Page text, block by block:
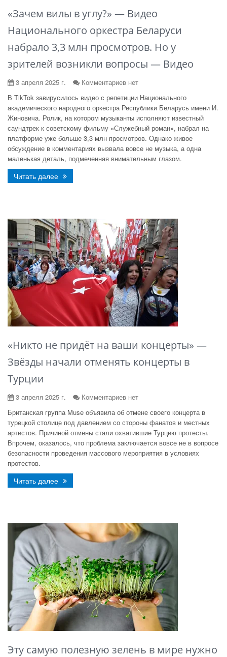
«Зачем вилы в углу?» — Видео
Национального оркестра Беларуси
набрало 3,3 млн просмотров. Но у
зрителей возникли вопросы — Видео
3 апреля 2025 г.
Комментариев нет
В TikTok завирусилось видео с репетиции Национального
академического народного оркестра Республики Беларусь имени И.
Жиновича. Ролик, на котором музыканты исполняют известный
саундтрек к советскому фильму «Служебный роман», набрал на
платформе уже больше 3,3 млн просмотров. Однако живое
обсуждение в комментариях вызвала вовсе не музыка, а одна
маленькая деталь, подмеченная внимательным глазом.
Читать далее
«Никто не придёт на ваши концерты» —
Звёзды начали отменять концерты в
Турции
3 апреля 2025 г.
Комментариев нет
Британская группа Muse объявила об отмене своего концерта в
турецкой столице под давлением со стороны фанатов и местных
артистов. Причиной отмены стали охватившие Турцию протесты.
Впрочем, оказалось, что проблема заключается вовсе не в вопросе
безопасности проведения массового мероприятия в условиях
протестов.
Читать далее
Эту самую полезную зелень в мире нужно